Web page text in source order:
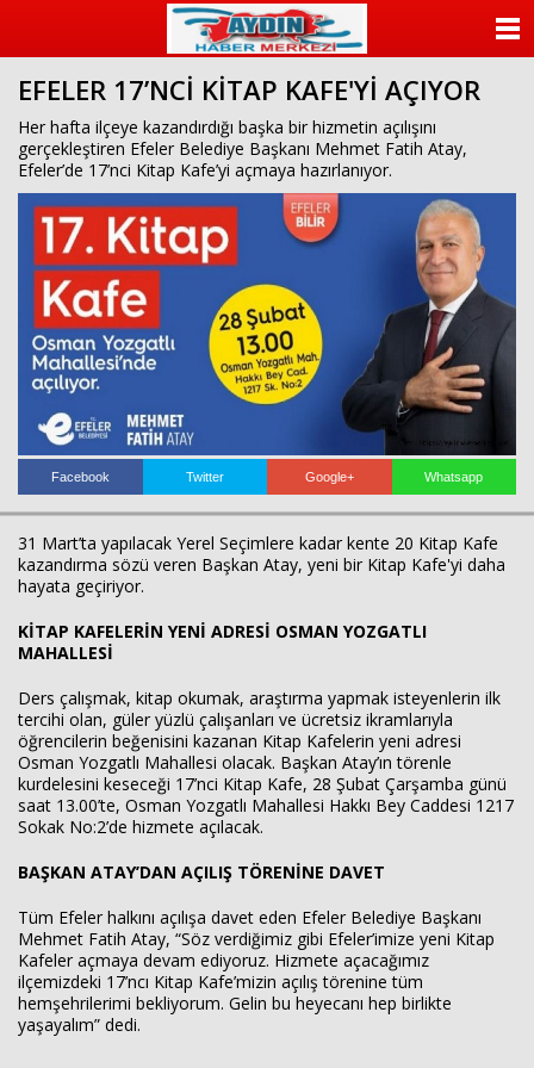
beylikdüzü
escort
bayan
beylikdüzü
escort
beylikdüzü
escort
beylikdüzü
escort
beylikdüzü
escort
beylikdüzü
escort
beylikdüzü
escort
EFELER 17’NCİ KİTAP KAFE'Yİ AÇIYOR
Her hafta ilçeye kazandırdığı başka bir hizmetin açılışını
gerçekleştiren Efeler Belediye Başkanı Mehmet Fatih Atay,
Efeler’de 17’nci Kitap Kafe’yi açmaya hazırlanıyor.
Facebook Twitter Google+ Whatsapp
31 Mart’ta yapılacak Yerel Seçimlere kadar kente 20 Kitap Kafe
kazandırma sözü veren Başkan Atay, yeni bir Kitap Kafe'yi daha
hayata geçiriyor.
KİTAP KAFELERİN YENİ ADRESİ OSMAN YOZGATLI
MAHALLESİ
Ders çalışmak, kitap okumak, araştırma yapmak isteyenlerin ilk
tercihi olan, güler yüzlü çalışanları ve ücretsiz ikramlarıyla
öğrencilerin beğenisini kazanan Kitap Kafelerin yeni adresi
Osman Yozgatlı Mahallesi olacak. Başkan Atay’ın törenle
kurdelesini keseceği 17’nci Kitap Kafe, 28 Şubat Çarşamba günü
saat 13.00’te, Osman Yozgatlı Mahallesi Hakkı Bey Caddesi 1217
Sokak No:2’de hizmete açılacak.
BAŞKAN ATAY’DAN AÇILIŞ TÖRENİNE DAVET
Tüm Efeler halkını açılışa davet eden Efeler Belediye Başkanı
Mehmet Fatih Atay, “Söz verdiğimiz gibi Efeler’imize yeni Kitap
Kafeler açmaya devam ediyoruz. Hizmete açacağımız
ilçemizdeki 17’ncı Kitap Kafe’mizin açılış törenine tüm
hemşehrilerimi bekliyorum. Gelin bu heyecanı hep birlikte
yaşayalım” dedi.
KATEGORİLER
YAZARLAR
ANKETLER
FOTO GALERİ
VİDEO GALERİ
KÜNYE
İLETİŞİM
Haberin Doğru Adresi.